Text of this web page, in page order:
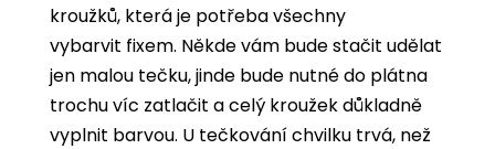
kroužků, která je potřeba všechny
vybarvit fixem. Někde vám bude stačit udělat
jen malou tečku, jinde bude nutné do plátna
trochu víc zatlačit a celý kroužek důkladně
vyplnit barvou. U tečkování chvilku trvá, než